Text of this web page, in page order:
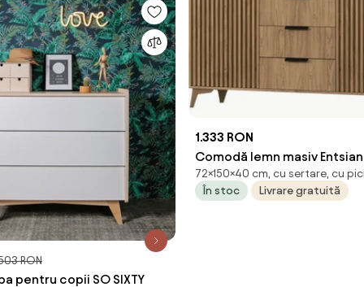
RON
pentru copii SO SIXTY
1.333 RON
Comodă lemn masiv Entsian
72×150×40 cm, cu sertare, cu
În stoc
Livrare gratuită